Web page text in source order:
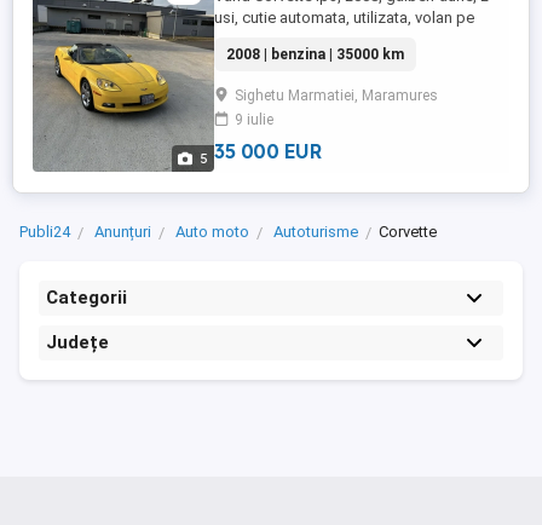
5
usi, cutie automata, utilizata, volan pe
2008 | benzina | 35000 km
Sighetu Marmatiei, Maramures
9 iulie
35 000 EUR
Publi24 Anunțuri Auto moto Autoturisme Corvette
Categorii
Județe